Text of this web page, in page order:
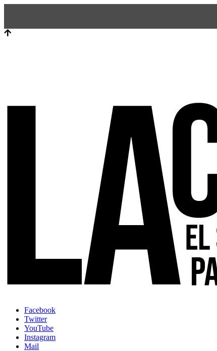
Facebook
Twitter
YouTube
Instagram
Mail